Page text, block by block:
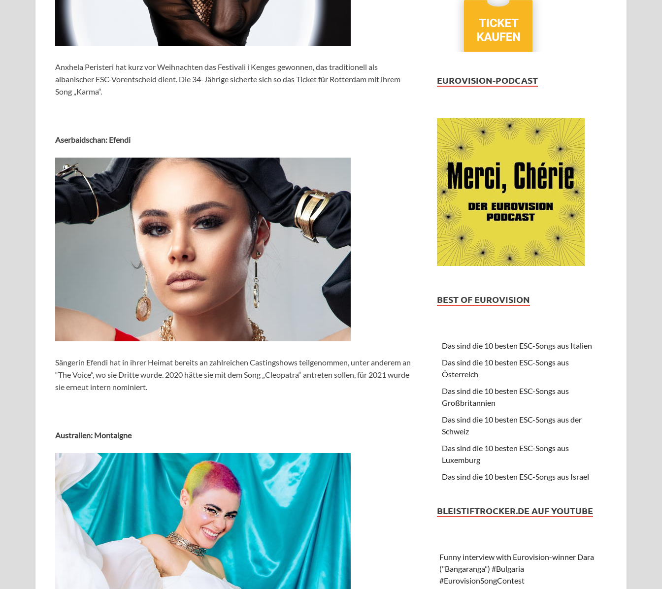
Anxhela Peristeri hat kurz vor Weihnachten das Festivali i Kenges gewonnen, das traditionell als
albanischer ESC-Vorentscheid dient. Die 34-Jährige sicherte sich so das Ticket für Rotterdam mit ihrem
Song „Karma“.
Aserbaidschan: Efendi
Sängerin Efendi hat in ihrer Heimat bereits an zahlreichen Castingshows teilgenommen, unter anderem an
“The Voice”, wo sie Dritte wurde. 2020 hätte sie mit dem Song „Cleopatra“ antreten sollen, für 2021 wurde
sie erneut intern nominiert.
Australien: Montaigne
EUROVISION-PODCAST
BEST OF EUROVISION
Das sind die 10 besten ESC-Songs aus Italien
Das sind die 10 besten ESC-Songs aus
Österreich
Das sind die 10 besten ESC-Songs aus
Großbritannien
Das sind die 10 besten ESC-Songs aus der
Schweiz
Das sind die 10 besten ESC-Songs aus
Luxemburg
Das sind die 10 besten ESC-Songs aus Israel
BLEISTIFTROCKER.DE AUF YOUTUBE
Funny interview with Eurovision-winner Dara
("Bangaranga") #Bulgaria
#EurovisionSongContest